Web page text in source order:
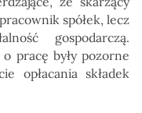
spółek, lecz
gospodarczą.
pracę były pozorne
opłacania składek